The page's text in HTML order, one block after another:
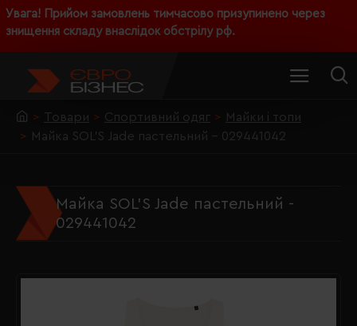
Увага! Прийом замовлень тимчасово призупинено через
знищення складу внаслідок обстрілу рф.
Товари Спортивний одяг
Майки і топи
Майка SOL'S Jade пастельний - 029441042
Майка SOL'S Jade пастельний -
029441042